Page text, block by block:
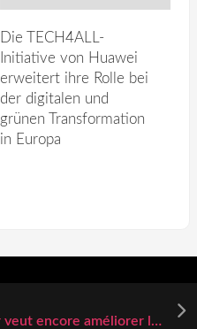
Die TECH4ALL-
Initiative von Huawei
erweitert ihre Rolle bei
der digitalen und
grünen Transformation
in Europa
Magic8 Pro : pourquoi Honor veut encore améliorer le zoom optique